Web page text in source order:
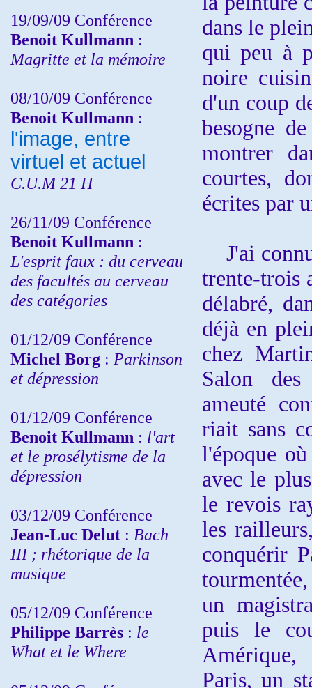
19/09/09 Conférence
Benoit Kullmann :
Magritte et la mémoire
08/10/09 Conférence
Benoit Kullmann :
l'image, entre
virtuel et actuel
C.U.M 21 H
26/11/09 Conférence
Benoit Kullmann :
L'esprit faux : du cerveau
des facultés au cerveau
des catégories
01/12/09 Conférence
Michel Borg : Parkinson
et dépression
01/12/09 Conférence
Benoit Kullmann : l'art
et le prosélytisme de la
dépression
03/12/09 Conférence
Jean-Luc Delut : Bach
III ; rhétorique de la
musique
05/12/09 Conférence
Philippe Barrès : le
What et le Where
dans le
qui peu à
noire
d'un coup
besogne
montrer
courtes,
écrites par
J'ai
trente-trois
délabré,
déjà en
chez
Salon
ameuté
riait sans
l'époque
avec le
le revois
les
conquérir
un
puis le
Amérique,
Paris, un